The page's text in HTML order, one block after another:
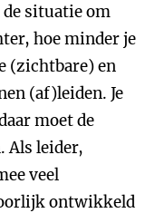
situatie om
hoe minder je
(zichtbare) en
(af)leiden. Je
moet de
Als leider,
veel
ontwikkeld